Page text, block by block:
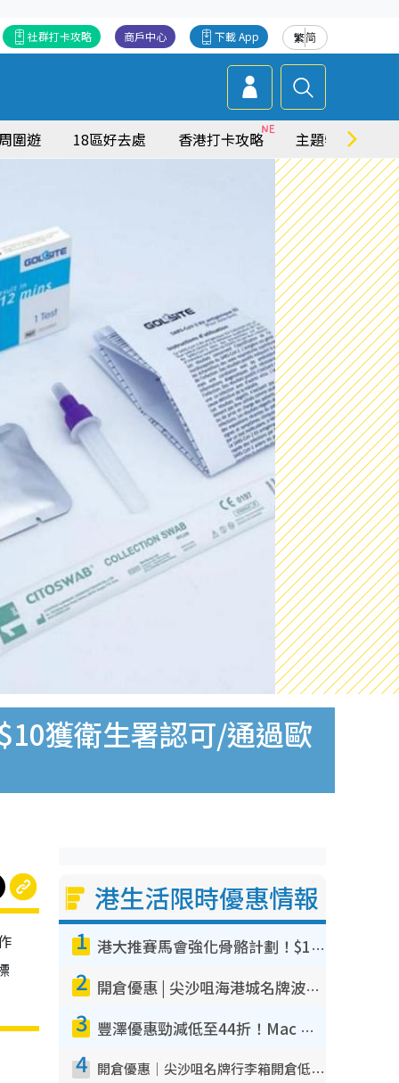
繁简
下載 App
商戶中心
社群打卡攻略
圍遊 18區好去處 香港打卡攻略 主題特集
獲衛生署認可/通過歐
港生活限時優惠情報
1 港大推賽馬會強化骨骼計劃！$100骨質密度X光檢查 完成免費運動訓練送超市禮券！附參加資格
2 開倉優惠 | 尖沙咀海港城名牌波鞋開倉低至1折！On鞋$899起／Joy&Peace鞋履$98起
3 豐澤優惠勁減低至44折！Mac mini/iPhone17Pro大減價！廚房家電$220起
4 開倉優惠｜尖沙咀名牌行李箱開倉低至4折！一連5日 American Tourister/ace./Hallmark $200起！